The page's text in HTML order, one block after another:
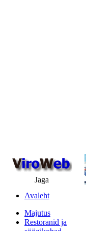
Jaga
Avaleht
Majutus
Restoranid ja